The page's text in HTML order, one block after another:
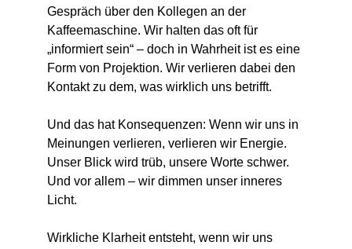
Gespräch über den Kollegen an der
Kaffeemaschine. Wir halten das oft für
„informiert sein“ – doch in Wahrheit ist es eine
Form von Projektion. Wir verlieren dabei den
Kontakt zu dem, was wirklich uns betrifft.
Und das hat Konsequenzen: Wenn wir uns in
Meinungen verlieren, verlieren wir Energie.
Unser Blick wird trüb, unsere Worte schwer.
Und vor allem – wir dimmen unser inneres
Licht.
Wirkliche Klarheit entsteht, wenn wir uns